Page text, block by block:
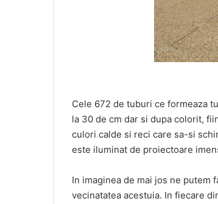
Cele 672 de tuburi ce formeaza
la 30 de cm dar si dupa colorit,
culori calde si reci care sa-si
este iluminat de proiectoare
In imaginea de mai jos ne putem
vecinatatea acestuia. In fiecare